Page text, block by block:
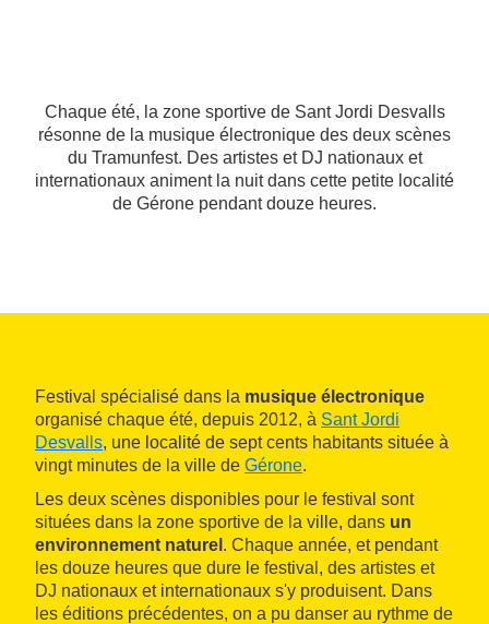
Chaque été, la zone sportive de Sant Jordi Desvalls
résonne de la musique électronique des deux scènes
du Tramunfest. Des artistes et DJ nationaux et
internationaux animent la nuit dans cette petite localité
de Gérone pendant douze heures.
Festival spécialisé dans la musique électronique
organisé chaque été, depuis 2012, à Sant Jordi
Desvalls, une localité de sept cents habitants située à
vingt minutes de la ville de Gérone.
Les deux scènes disponibles pour le festival sont
situées dans la zone sportive de la ville, dans un
environnement naturel . Chaque année, et pendant
les douze heures que dure le festival, des artistes et
DJ nationaux et internationaux s'y produisent. Dans
les éditions précédentes, on a pu danser au rythme de